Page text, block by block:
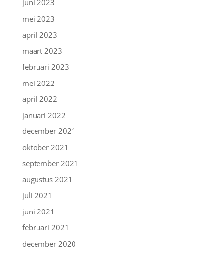
juni 2023
mei 2023
april 2023
maart 2023
februari 2023
mei 2022
april 2022
januari 2022
december 2021
oktober 2021
september 2021
augustus 2021
juli 2021
juni 2021
februari 2021
december 2020